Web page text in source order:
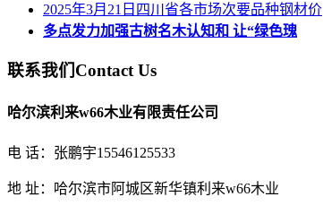
2025年3月21日四川省各市场次要品种钢材价
多点发力加强古树名木认知和 让“绿色瑰
联系我们Contact Us
哈尔滨利来w66木业有限责任公司
电 话：张鹏宇15546125533
地 址：哈尔滨市阿城区新华镇利来w66木业